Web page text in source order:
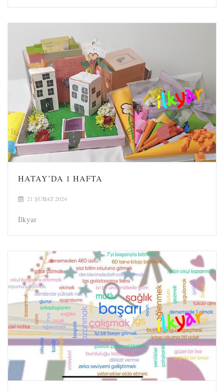
HATAY’DA 1 HAFTA
21 ŞUBAT 2024
İlkyar